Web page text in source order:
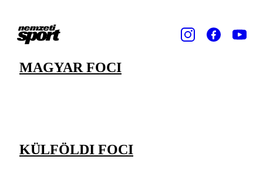
MAGYAR FOCI
KÜLFÖLDI FOCI